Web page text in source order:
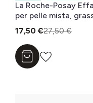
La Roche-Posay
per pelle mista,
acneica 400 ml
17,50 €27,50 €
Aggiungi al carrello